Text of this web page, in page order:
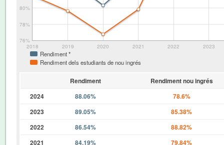
2018 2019 2020 2021 2022 2023
76%
78%
80%
Rendiment *
Rendiment dels estudiants de nou ingrés
Rendiment
Rendiment nou ingrés
2024
88.06%
78.6%
2023
89.05%
85.38%
2022
86.54%
88.82%
2021
84.19%
79.84%